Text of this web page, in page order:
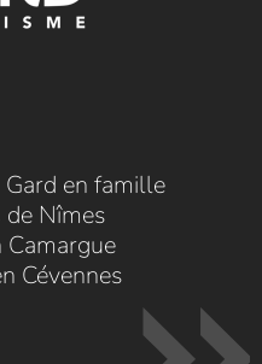
en famille
de Nîmes
Camargue
Cévennes